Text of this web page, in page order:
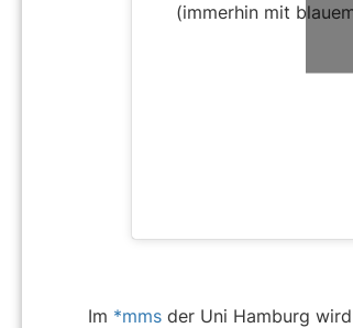
(immerhin mit
Im *mms der Uni Hamburg